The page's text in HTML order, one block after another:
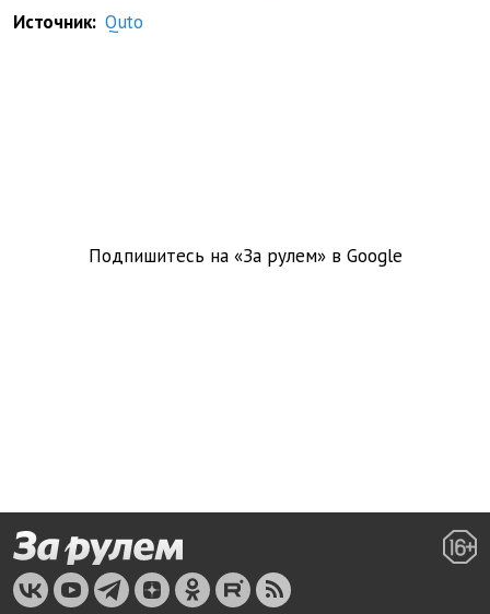
Источник: Quto
Подпишитесь на «За рулем» в Google